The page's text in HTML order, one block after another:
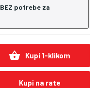
BEZ potrebe za
shopping_basket Kupi 1-klikom
Kupi na rate